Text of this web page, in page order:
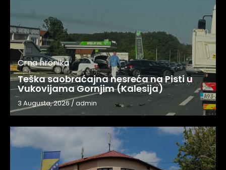
Crna hronika
Teška saobraćajna nesreća na Pisti u
Vukovijama Gornjim (Kalesija)
3 Augusta, 2026/admin